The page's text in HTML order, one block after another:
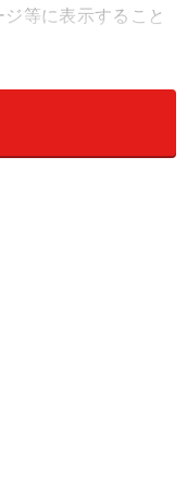
等に表示すること
」というのがとても
」は18歳以上のみ